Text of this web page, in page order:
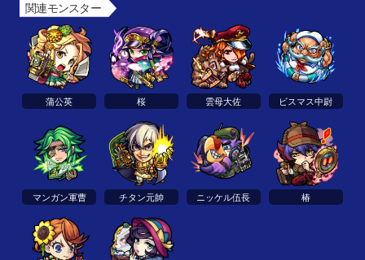
関連モンスター
蒲公英 桜 雲母大佐 ビスマス中尉
マンガン軍曹 チタン元帥 ニッケル伍長 椿